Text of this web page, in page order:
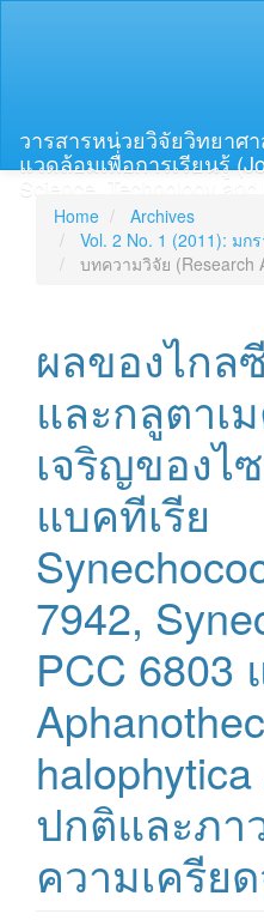
วารสารหน่วยวิจัยวิทยาศ
แวดล้อมเพื่อการเรียนรู้
Science, Technology
Home
Archives
Vol. 2 No. 1 (2011): ม
บทความวิจัย (Research
ผลของไกล
และกลูตาเ
เจริญของไ
แบคทีเรีย
7942,
PCC 6803
ปกติและภา
ความเครีย